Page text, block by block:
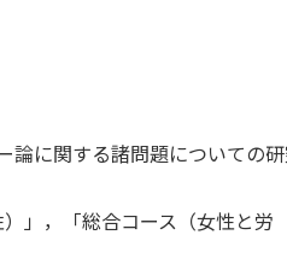
論に関する諸問題についての
」，「総合コース（女性と労